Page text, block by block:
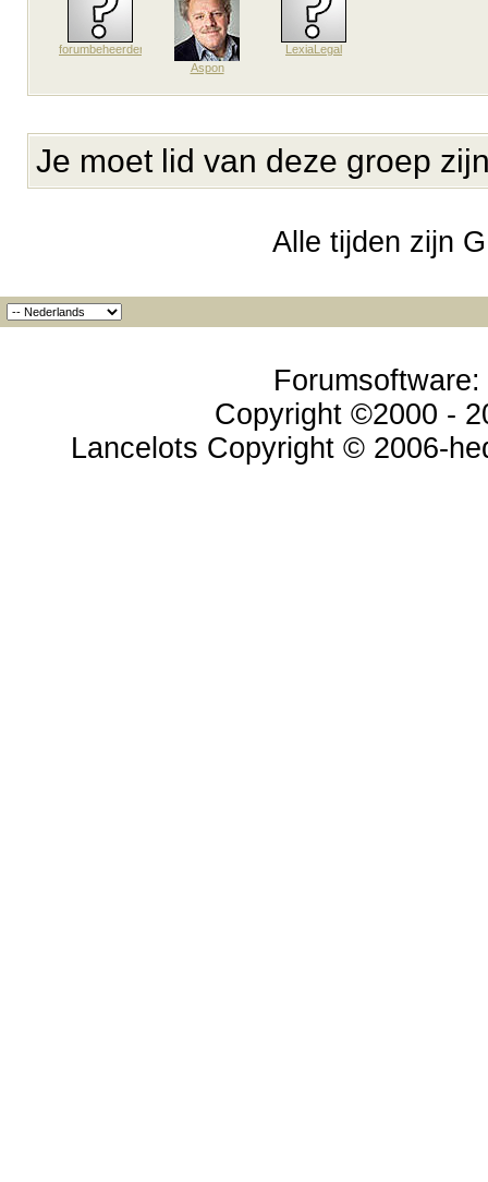
forumbeheerder
Aspon
LexiaLegal
Je moet lid van deze groep
Alle tijden zijn
Copyright ©2000 -
Lancelots Copyright © 2006-